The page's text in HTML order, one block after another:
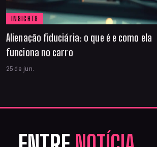
INSIGHTS
Alienação fiduciária: o que é e como ela
funciona no carro
25 de jun.